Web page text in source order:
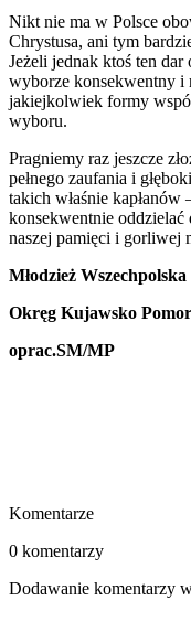
Nikt nie ma w Polsce
Chrystusa, ani tym
Jeżeli jednak ktoś ten
wyborze konsekwentny i
jakiejkolwiek formy
wyboru.
Pragniemy raz jeszcze
pełnego zaufania i
takich właśnie
konsekwentnie oddzielać
naszej pamięci i gorliwej
Młodzież Wszechpolska
Okręg Kujawsko
oprac.SM/MP
Komentarze
0 komentarzy
Dodawanie komentarzy